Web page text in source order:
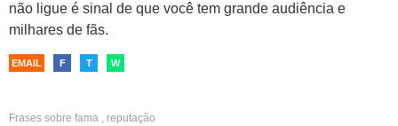
não ligue é sinal de que você tem grande audiência e
milhares de fãs.
EMAIL F T W
Frases sobre fama , reputação